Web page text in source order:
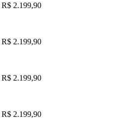
R$ 2.199,90
R$ 2.199,90
R$ 2.199,90
R$ 2.199,90